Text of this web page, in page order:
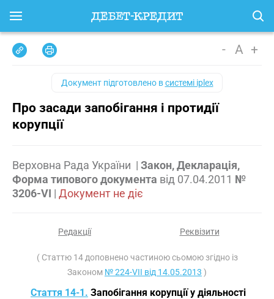
- A +
Документ підготовлено всистемі iplex
Про засади запобігання і протидії
корупції
Верховна Рада України | Закон, Декларація,
Форма типового документа від 07.04.2011 №
3206-VI | Документ не діє
Редакції Реквізити
( Статтю 14 доповнено частиною сьомою згідно із
Законом № 224-VII від 14.05.2013 )
Стаття 14-1. Запобігання корупції у діяльності